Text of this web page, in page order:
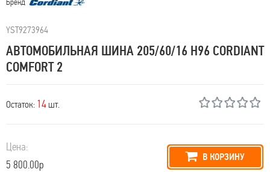
YST9273964
АВТОМОБИЛЬНАЯ ШИНА 205/60/16 H96 CORDIANT
COMFORT 2
Остаток: 14шт.
Цена:
5 800.00р
В КОРЗИНУ